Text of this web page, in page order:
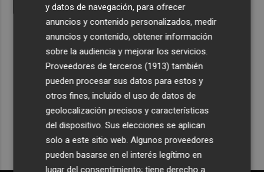
Recibe toda la actualidad de
Plaza Podcast en tu correo
Quiero suscribirme
y datos de navegación, para ofrecer
anuncios y contenido personalizados, medir
anuncios y contenido, obtener información
sobre la audiencia y mejorar los servicios.
Proveedores de terceros (1913) también
pueden procesar sus datos para estos y
otros fines, incluido el uso de datos de
geolocalización precisos y características
del dispositivo. Sus elecciones se aplican
solo a este sitio web. Algunos proveedores
pueden basarse en el interés legítimo en
lugar del consentimiento; tiene derecho a